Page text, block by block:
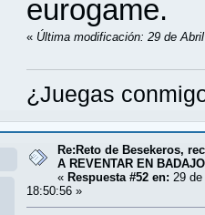
eurogame.
« Última modificación: 29 de
¿Juegas
Re:Reto de Besekeros,
A REVENTAR EN
« Respuesta #52 en: 29
18:50:56 »